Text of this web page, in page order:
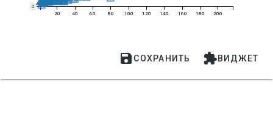
20 40 60 80 100 120 140 160 180 200
0
 СОХРАНИТЬ ВИДЖЕТ